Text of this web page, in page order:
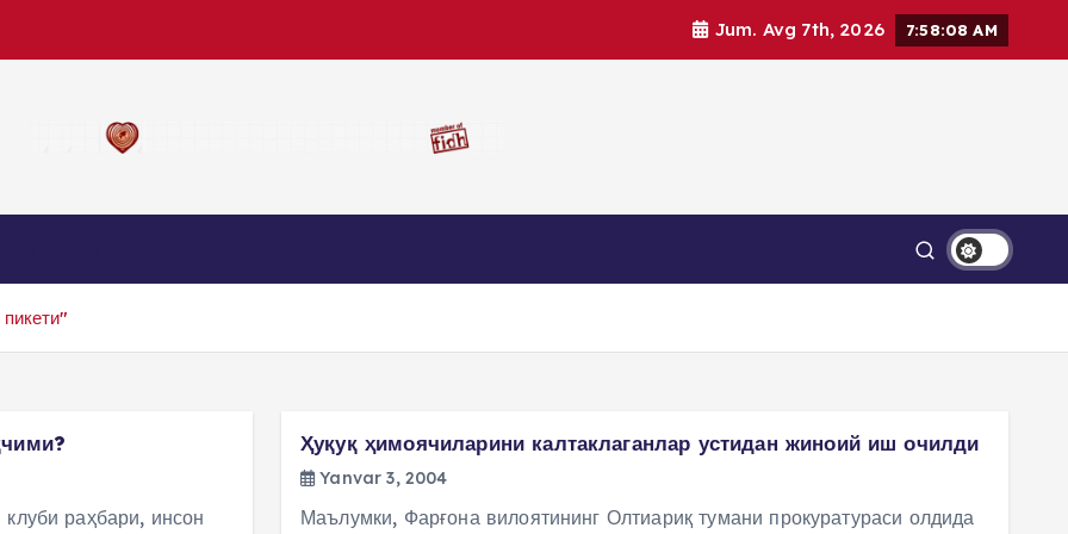
Jum. Avg 7th, 2026 7:58:09 AM
раҳбари, инсон
Ҳуқуқ ҳимоячиларини калтаклаганлар устидан жиноий иш очилди
Yanvar 3, 2004
Маълумки, Фарғона вилоятининг Олтиариқ тумани прокуратураси олдида